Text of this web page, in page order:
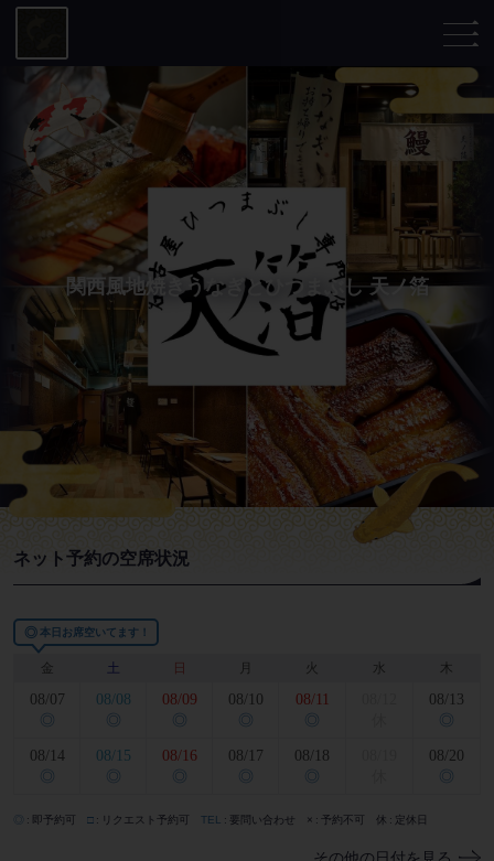
関西風地焼きうなぎとひつまぶし 天ノ箔
ネット予約の空席状況
◎本日お席空いてます！
金 土 日 火 水 木
08/07
◎
08/08
◎
08/09
◎
08/10
◎
08/11
◎
08/13
◎
08/14
◎
08/15
◎
08/16
◎
08/17
◎
08/18
◎
08/20
◎
即予約可 □ リクエスト予約可 TEL 要問い合わせ × 予約不可 休 定休日